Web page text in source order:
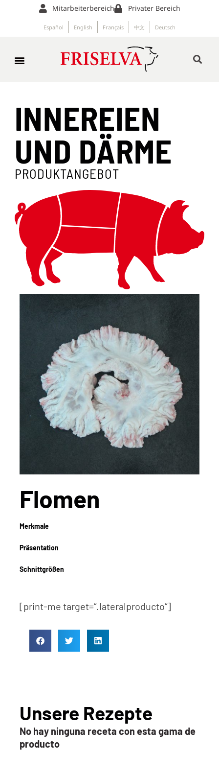
Mitarbeiterbereich Privater Bereich
Español English Français 中文 Deutsch
INNEREIEN
UND DÄRME
PRODUKTANGEBOT
Flomen
Merkmale
Präsentation
Schnittgrößen
[print-me target=“.lateralproducto“]
Unsere Rezepte
No hay ninguna receta con esta gama de
producto